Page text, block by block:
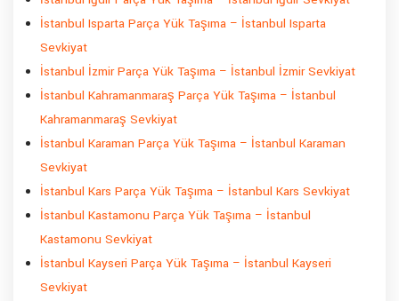
İstanbul Isparta Parça Yük Taşıma – İstanbul Isparta
Sevkiyat
İstanbul İzmir Parça Yük Taşıma – İstanbul İzmir Sevkiyat
İstanbul Kahramanmaraş Parça Yük Taşıma – İstanbul
Kahramanmaraş Sevkiyat
İstanbul Karaman Parça Yük Taşıma – İstanbul Karaman
Sevkiyat
İstanbul Kars Parça Yük Taşıma – İstanbul Kars Sevkiyat
İstanbul Kastamonu Parça Yük Taşıma – İstanbul
Kastamonu Sevkiyat
İstanbul Kayseri Parça Yük Taşıma – İstanbul Kayseri
Sevkiyat